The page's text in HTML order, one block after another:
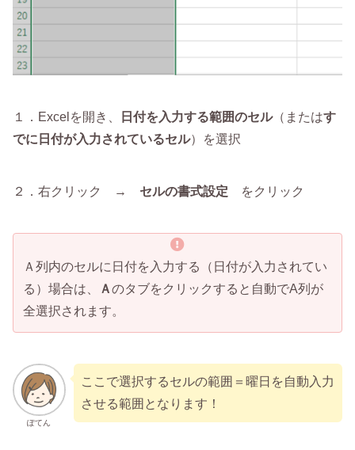
１．Excelを開き、 日付を入力する範囲のセル（またはす
でに日付が入力されているセル）を選択
２．右クリック → セルの書式設定 をクリック
Ａ列内のセルに日付を入力する（日付が入力されてい
る）場合は、
Ａのタブをクリックすると自動でA列が
全選択されます。
ぽてん
ここで選択するセルの範囲＝曜日を自動入力
させる範囲となります！